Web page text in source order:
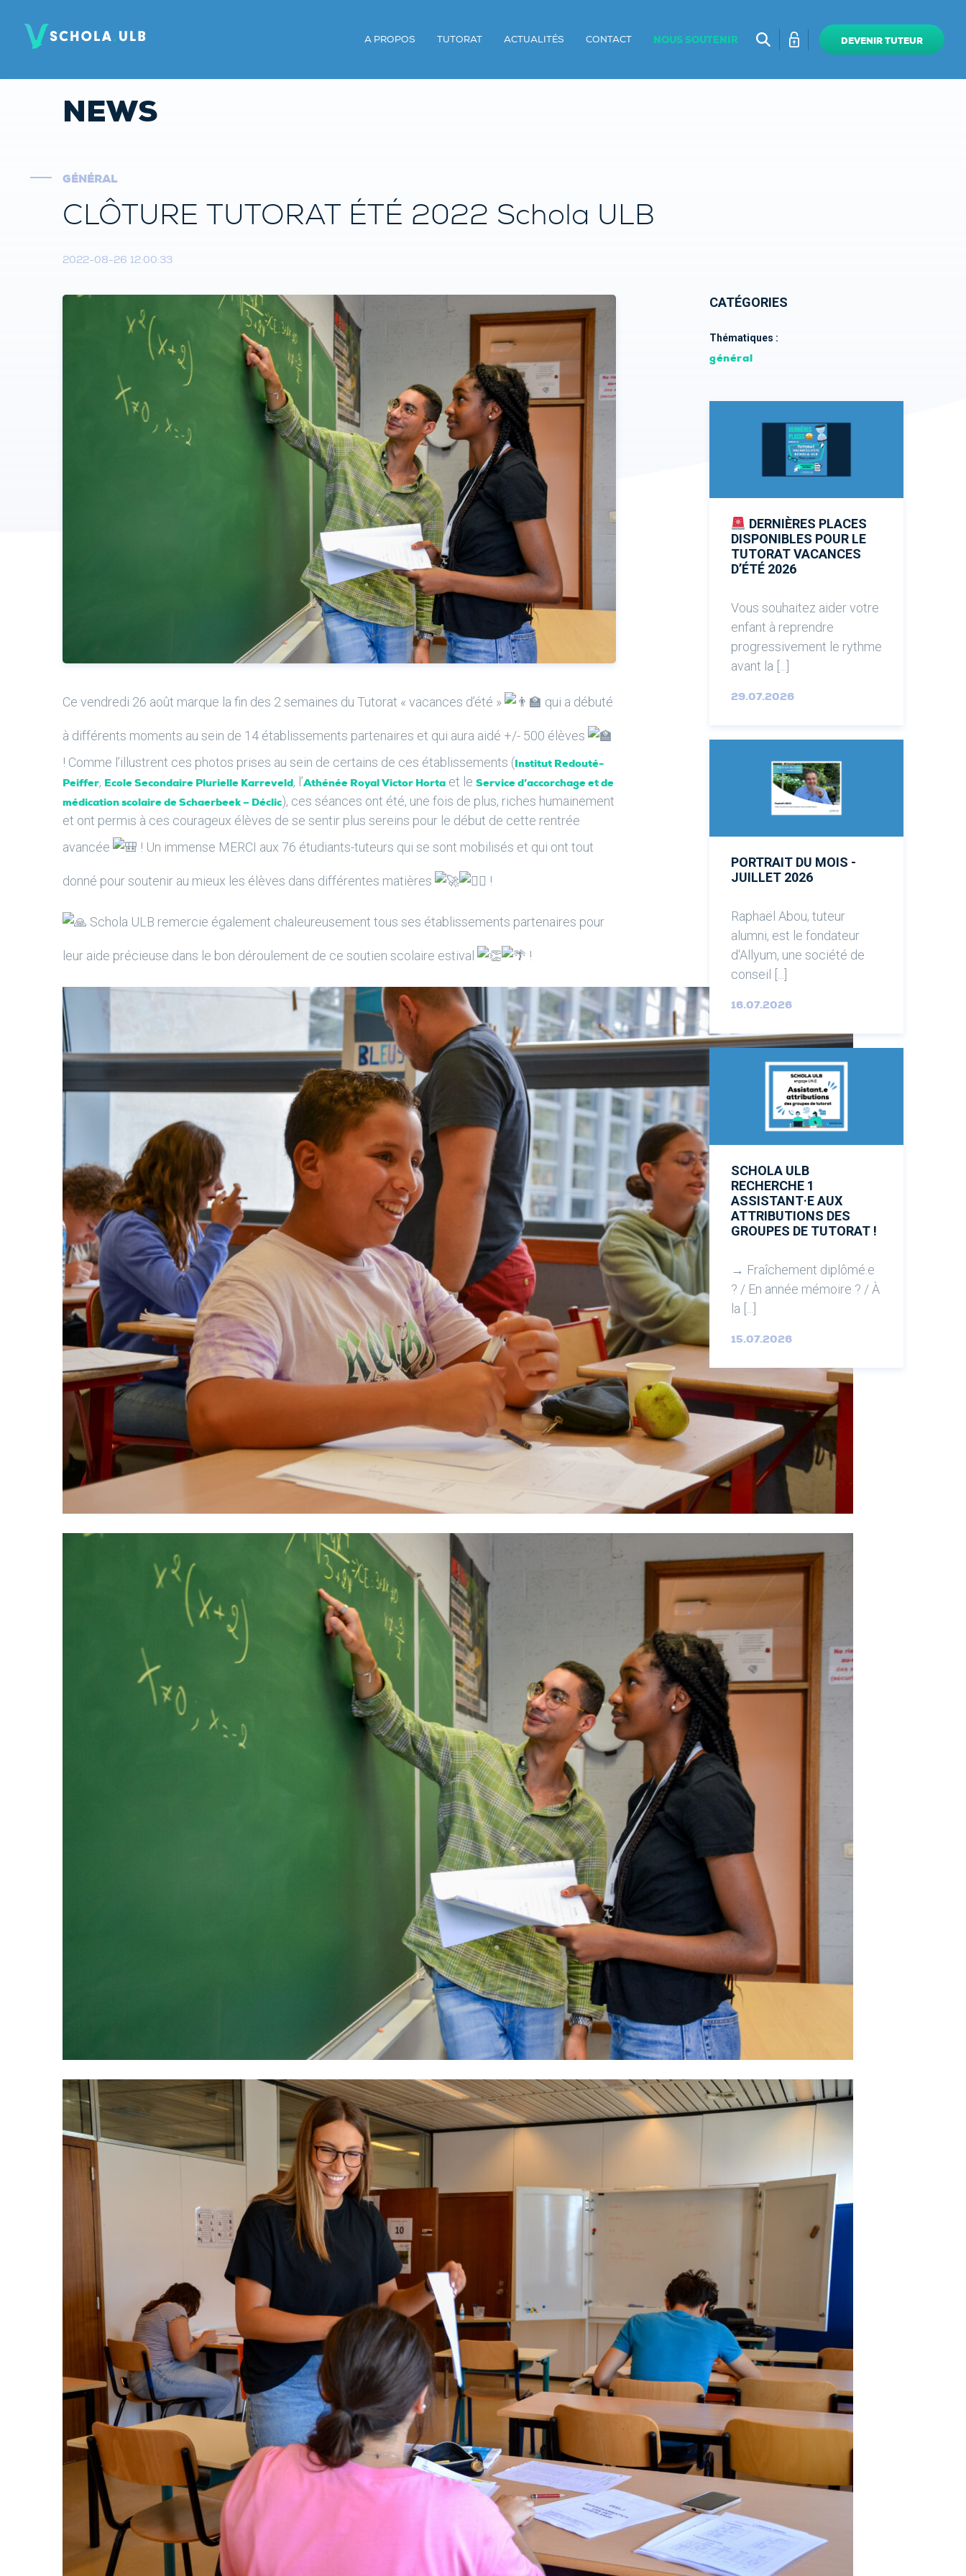
A PROPOS TUTORAT ACTUALITÉS CONTACT NOUS SOUTENIR DEVENIR TUTEUR
NEWS
GÉNÉRAL
CLÔTURE TUTORAT ÉTÉ 2022 Schola ULB
2022-08-26 12:00:33
Ce vendredi 26 août marque la fin des 2 semaines du Tutorat « vacances d’été » qui a débuté
à différents moments au sein de 14 établissements partenaires et qui aura aidé +/- 500 élèves
! Comme l’illustrent ces photos prises au sein de certains de ces établissements (Institut Redouté-
Peiffer, Ecole Secondaire Plurielle Karreveld, l’Athénée Royal Victor Horta et le Service d’accorchage et de
médication scolaire de Schaerbeek – Déclic), ces séances ont été, une fois de plus, riches humainement
et ont permis à ces courageux élèves de se sentir plus sereins pour le début de cette rentrée
avancée
! Un immense MERCI aux 76 étudiants-tuteurs qui se sont mobilisés et qui ont tout
donné pour soutenir au mieux les élèves dans différentes matières !
Schola ULB remercie également chaleureusement tous ses établissements partenaires pour
leur aide précieuse dans le bon déroulement de ce soutien scolaire estival !
CATÉGORIES
Thématiques :
général
DERNIÈRES PLACES
DISPONIBLES POUR LE
TUTORAT VACANCES
D’ÉTÉ 2026
Vous souhaitez aider votre
enfant à reprendre
progressivement le rythme
avant la [...]
29.07.2026
PORTRAIT DU MOIS -
JUILLET 2026
Raphaël Abou, tuteur
alumni, est le fondateur
d'Allyum, une société de
conseil [...]
16.07.2026
SCHOLA ULB
RECHERCHE 1
ASSISTANT·E AUX
ATTRIBUTIONS DES
GROUPES DE TUTORAT !
→ Fraîchement diplômé.e
? / En année mémoire ? / À
la [...]
15.07.2026